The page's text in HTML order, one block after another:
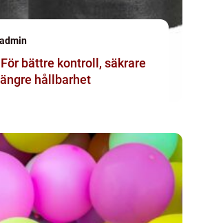
admin
bättre kontroll, säkrare
hållbarhet